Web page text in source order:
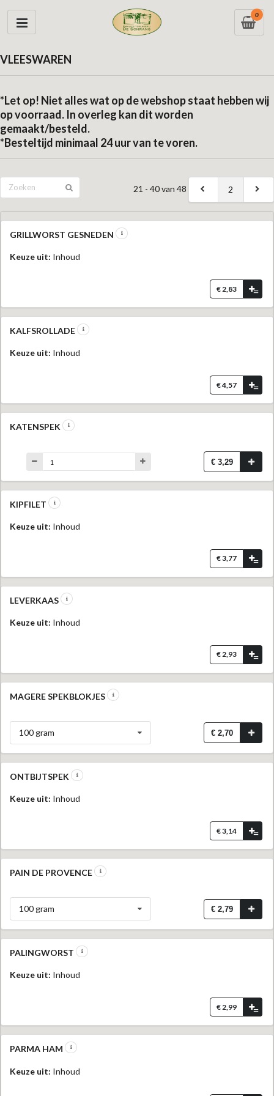
0
VLEESWAREN
*Let op! Niet alles wat op de webshop staat hebben wij
op voorraad. In overleg kan dit worden
gemaakt/besteld.
*Besteltijd minimaal 24 uur van te voren.
21 - 40 van 48 2
GRILLWORST GESNEDEN
Keuze uit: Inhoud
€ 2,83 =
KALFSROLLADE
Keuze uit: Inhoud
€ 4,57 =
KATENSPEK
€ 3,29
KIPFILET
Keuze uit: Inhoud
€ 3,77 =
LEVERKAAS
Keuze uit: Inhoud
€ 2,93 =
MAGERE SPEKBLOKJES
100 gram € 2,70
ONTBIJTSPEK
Keuze uit: Inhoud
€ 3,14 =
PAIN DE PROVENCE
100 gram € 2,79
PALINGWORST
Keuze uit: Inhoud
€ 2,99 =
PARMA HAM
Keuze uit: Inhoud